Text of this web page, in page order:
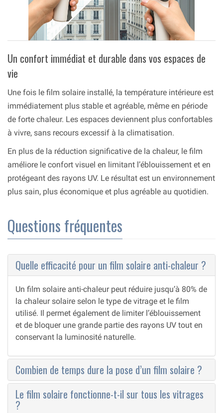
Un confort immédiat et durable dans vos espaces de
vie
Une fois le film solaire installé, la température intérieure est
immédiatement plus stable et agréable, même en période
de forte chaleur. Les espaces deviennent plus confortables
à vivre, sans recours excessif à la climatisation.
En plus de la réduction significative de la chaleur, le film
améliore le confort visuel en limitant l’éblouissement et en
protégeant des rayons UV. Le résultat est un environnement
plus sain, plus économique et plus agréable au quotidien.
Questions fréquentes
Quelle efficacité pour un film solaire anti-chaleur ?
Un film solaire anti-chaleur peut réduire jusqu’à 80% de
la chaleur solaire selon le type de vitrage et le film
utilisé. Il permet également de limiter l’éblouissement
et de bloquer une grande partie des rayons UV tout en
conservant la luminosité naturelle.
Combien de temps dure la pose d’un film solaire ?
Le film solaire fonctionne-t-il sur tous les vitrages
?